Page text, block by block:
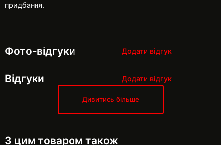
придбання.
Фото-відгуки Додати відгук
Відгуки Додати відгук
Дивитись більше
З цим товаром також